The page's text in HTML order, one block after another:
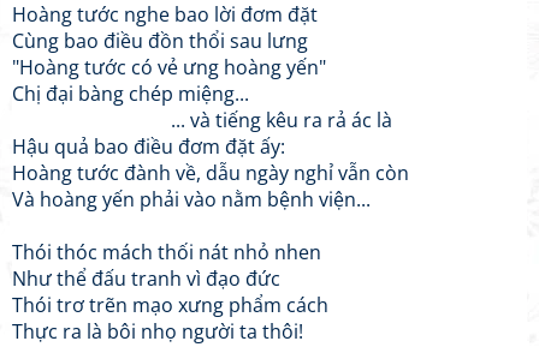
Hoàng tước nghe bao lời đơm đặt
Cùng bao điều đồn thổi sau lưng
"Hoàng tước có vẻ ưng hoàng yến"
Chị đại bàng chép miệng...
... và tiếng kêu ra rả ác là
Hậu quả bao điều đơm đặt ấy:
Hoàng tước đành về, dẫu ngày nghỉ vẫn còn
Và hoàng yến phải vào nằm bệnh viện...
Thói thóc mách thối nát nhỏ nhen
Như thể đấu tranh vì đạo đức
Thói trơ trẽn mạo xưng phẩm cách
Thực ra là bôi nhọ người ta thôi!